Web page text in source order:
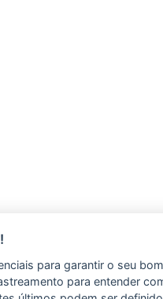
para garantir o seu
para entender